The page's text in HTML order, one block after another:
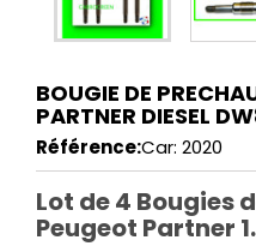
BOUGIE DE
PARTNER DIESEL
Référence:Car: 2020
Lot de 4 Bougies
Peugeot Partner